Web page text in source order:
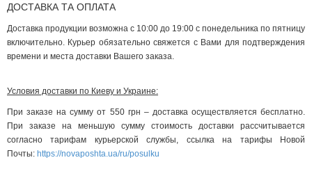
ДОСТАВКА ТА ОПЛАТА
Доставка продукции возможна с 10:00 до 19:00 с понедельника по пятницу
включительно. Курьер обязательно свяжется с Вами для подтверждения
времени и места доставки Вашего заказа.
Условия доставки по Киеву и Украине:
При заказе на сумму от 550 грн – доставка осуществляется бесплатно.
При заказе на меньшую сумму стоимость доставки рассчитывается
согласно тарифам курьерской службы, ссылка на тарифы Новой
Почты: https://novaposhta.ua/ru/posulku